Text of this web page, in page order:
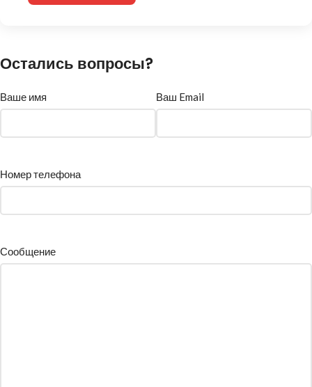
Остались вопросы?
Ваше имя Ваш Email
Номер телефона
Сообщение